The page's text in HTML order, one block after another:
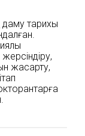
тарихы
жақсарту,